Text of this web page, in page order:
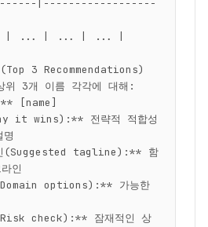
|------------------
| ... | ... | ... |
3 Recommendations)
위 3개 이름 각각에 대해:
[name]
it wins):** 전략적 적합성
(Suggested tagline):** 함
인
options):** 가능한
check):** 잠재적인 상